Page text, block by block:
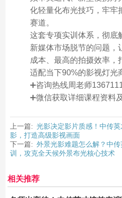
化轻量化布光技巧，牢牢
赛道。
这套专项实训体系，彻底
新媒体市场脱节的问题，
成本、最高的拍摄效率，
适配当下90%的影视灯光
➕咨询热线周老师
➕微信获取详细课程资料
上一篇: 光影决定影片质感！中传
影，打造高级影视画面
下一篇: 外景光影难题怎么解？中
训，攻克全天候外景布光核心技术
相关推荐